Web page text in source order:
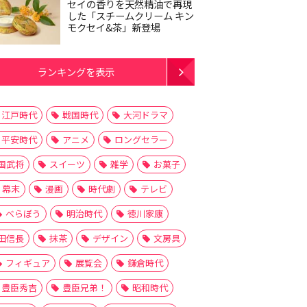
セイの香りを天然精油で再現
した「スチームクリーム キン
モクセイ&茶」新登場
ランキングを表示
江戸時代 戦国時代
大河ドラマ
平安時代
アニメ
ロングセラー
武将
スイーツ 雑学
お菓子
幕末
漫画 時代劇
テレビ
べらぼう
明治時代
徳川家康
信長
抹茶 デザイン
文房具
フィギュア
展覧会
鎌倉時代
豊臣秀吉
豊臣兄弟！
昭和時代